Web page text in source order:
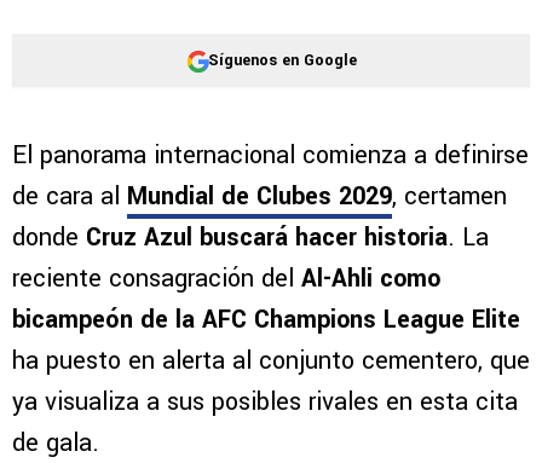
Síguenos en Google
El panorama internacional comienza a definirse
de cara al Mundial de Clubes 2029, certamen
donde Cruz Azul buscará hacer historia. La
reciente consagración del Al-Ahli como
bicampeón de la AFC Champions League Elite
ha puesto en alerta al conjunto cementero, que
ya visualiza a sus posibles rivales en esta cita
de gala.